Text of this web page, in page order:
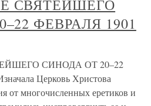
СВЯТЕЙШЕГО
ФЕВРАЛЯ 1901
СИНОДА ОТ 20–22
Церковь Христова
от многочисленных еретиков и